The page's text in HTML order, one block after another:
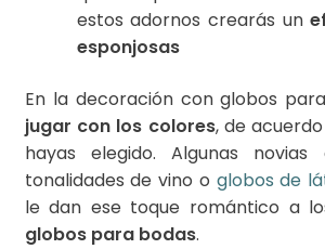
estos adornos crearás un
esponjosas
En la decoración con globos
jugar con los colores, de
hayas elegido. Algunas
tonalidades de vino o globos de
le dan ese toque romántico a
globos para bodas.